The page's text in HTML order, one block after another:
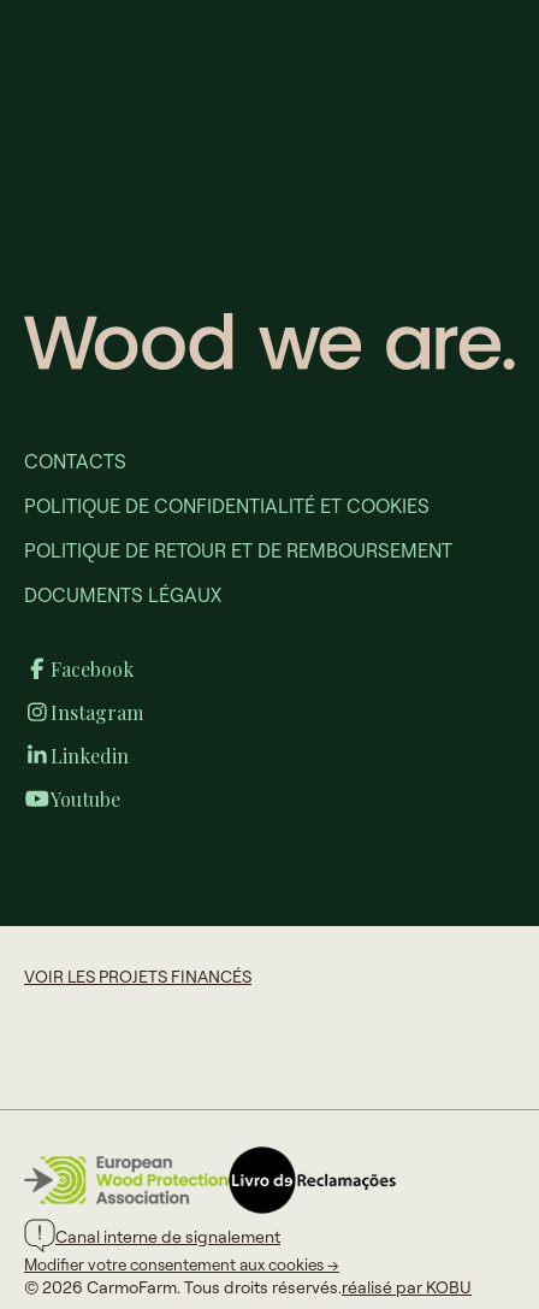
CONTACTS
POLITIQUE DE CONFIDENTIALITÉ ET COOKIES
POLITIQUE DE RETOUR ET DE REMBOURSEMENT
DOCUMENTS LÉGAUX
Facebook
Instagram
Linkedin
Youtube
VOIR LES PROJETS FINANCÉS
Canal interne de signalement
Modifier votre consentement aux cookies →
© 2026 CarmoFarm. Tous droits réservés.réalisé par KOBU